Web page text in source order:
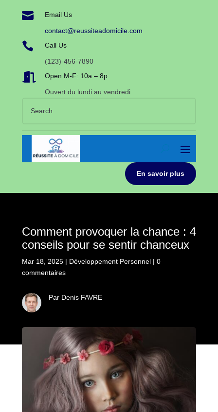
 Email Us
contact@reussiteadomicile.com
 Call Us
(123)-456-7890
 Open M-F: 10a – 8p
Ouvert du lundi au vendredi
En savoir plus
Comment provoquer la chance : 4
conseils pour se sentir chanceux
Mar 18, 2025| Développement Personnel| 0
commentaires
Par Denis FAVRE